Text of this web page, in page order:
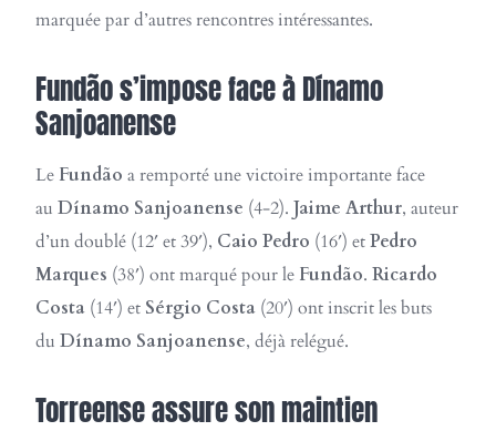
marquée par d’autres rencontres intéressantes.
Fundão s’impose face à Dínamo
Sanjoanense
Le Fundão a remporté une victoire importante face
au Dínamo Sanjoanense (4-2). Jaime Arthur, auteur
d’un doublé (12′ et 39′), Caio Pedro (16′) etPedro
Marques (38′) ont marqué pour le Fundão. Ricardo
Costa (14′) et Sérgio Costa (20′) ont inscrit les buts
du Dínamo Sanjoanense, déjà relégué.
Torreense assure son maintien